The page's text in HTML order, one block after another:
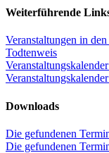
Weiterführende
Veranstaltungen in
Todtenweis
Downloads
Die gefundenen
Die gefundenen